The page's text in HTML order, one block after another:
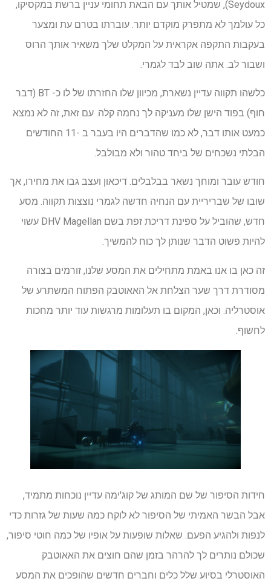
Seydoux), שמטיל אותך עם הבאת תחומי עניין ברשת במקסיקו,
כל עולמך לא מתפרק מוקדם יותר. עוברתו בטרם עת ומצער
בעקבות התקפה אקראית על המקלט שלך משאיר אותך הרוס
ושבור לב. אתה שוב לבד לגמרי.
כלשהו תקווה עדיין נשארת, מכיוון שלו החזרתו של לו כ- BT (דבר
חוף) בפוד הישן שלו מעניקה לך נחמה קלה. עם זאת, זה לא נמצא
כמעט אותו דבר, לא כמו שהדברים היו בעבר ב -11 החודשים
הבלתי נשכחים של ביחד טהור ולא מבולבל.
חודש עובר ומוחך נשאר בבלבלים. דיכאון ועצב גבו את מחירו, אך
שובו של שבריריית עם הנחיה חדשה לגמרי נוצצות תקווה. מסע
חדש, שהוביל על ספינת דריכת זפת בשם DHV Magellan עשוי
להיות פשוט הדבר שנותן לך כוח להמשיך.
זה כאן בו אנו באמת מתחילים את המסע שלנו, זורמים בצורה
מסודרת דרך שער הצלחת אל האאוטבק הפתוח המשתרע של
אוסטרליה. וכאן, המקום בו תעלומות מרגשות עוד יותר מחכות
לחשוף.
חידות הסיפור של שם המותג של קוג'ימה עדיין נוכחות מתמיד,
אבל הבשר האמיתי של הסיפור לא לוקח כמה שעות של גזרות כדי
לנפות ולהגיע הפעם. שאלות שופעות על אופיו של כמה חוטי סיפור,
שכולם נותרים לך להרהר בזמן שהם חוצים את האאוטבק
האוסטרלי בסיוע שלל כלים וחברים חדשים שהופכים את המסע